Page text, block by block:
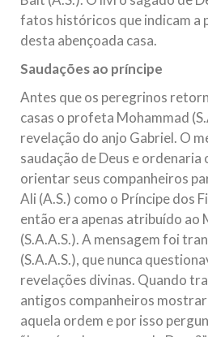
fatos históricos que indicam a
desta abençoada casa.
Saudações ao príncipe
Antes que os peregrinos
casas o profeta Mohammad
revelação do anjo Gabriel. O
saudação de Deus e ordenaria
orientar seus companheiros
Ali (A.S.) como o Príncipe dos
então era apenas atribuído ao
(S.A.A.S.). A mensagem foi
(S.A.A.S.), que nunca
revelações divinas. Quando
antigos companheiros
aquela ordem e por isso